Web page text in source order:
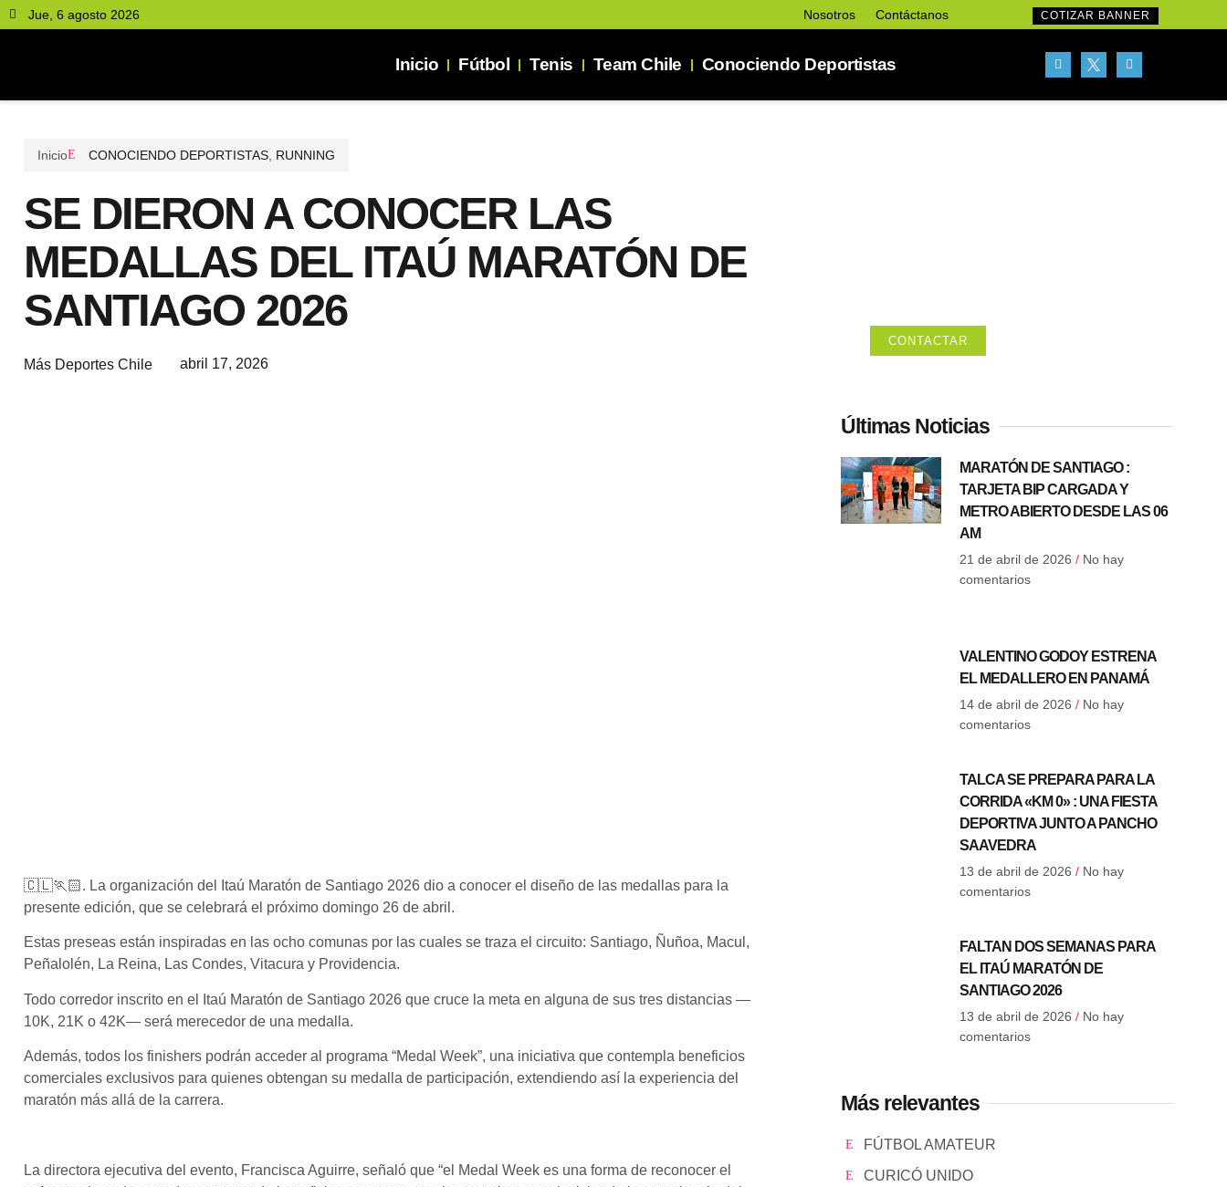
Jue, 6 agosto 2026 Nosotros Contáctanos COTIZAR BANNER
Inicio Fútbol Tenis Team Chile Conociendo Deportistas
Inicio CONOCIENDO DEPORTISTAS, RUNNING
SE DIERON A CONOCER LAS
MEDALLAS DEL ITAÚ MARATÓN DE
SANTIAGO 2026
Más Deportes Chile abril 17, 2026
🇨🇱🏃🏻. La organización del Itaú Maratón de Santiago 2026 dio a conocer el diseño de las medallas para la
presente edición, que se celebrará el próximo domingo 26 de abril.
Estas preseas están inspiradas en las ocho comunas por las cuales se traza el circuito: Santiago, Ñuñoa, Macul,
Peñalolén, La Reina, Las Condes, Vitacura y Providencia.
Todo corredor inscrito en el Itaú Maratón de Santiago 2026 que cruce la meta en alguna de sus tres distancias —
10K, 21K o 42K— será merecedor de una medalla.
Además, todos los finishers podrán acceder al programa “Medal Week”, una iniciativa que contempla beneficios
comerciales exclusivos para quienes obtengan su medalla de participación, extendiendo así la experiencia del
maratón más allá de la carrera.
La directora ejecutiva del evento, Francisca Aguirre, señaló que “el Medal Week es una forma de reconocer el
CONTACTAR
Últimas Noticias
MARATÓN DE SANTIAGO :
TARJETA BIP CARGADA Y
METRO ABIERTO DESDE LAS 06
AM
21 de abril de 2026 No hay
comentarios
VALENTINO GODOY ESTRENA
EL MEDALLERO EN PANAMÁ
14 de abril de 2026 No hay
comentarios
TALCA SE PREPARA PARA LA
CORRIDA «KM 0» : UNA FIESTA
DEPORTIVA JUNTO A PANCHO
SAAVEDRA
13 de abril de 2026 No hay
comentarios
FALTAN DOS SEMANAS PARA
EL ITAÚ MARATÓN DE
SANTIAGO 2026
13 de abril de 2026 No hay
comentarios
Más relevantes
FÚTBOL AMATEUR
CURICÓ UNIDO